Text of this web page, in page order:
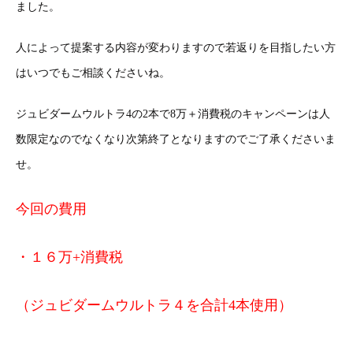
ました。
人によって提案する内容が変わりますので若返りを目指したい方
はいつでもご相談くださいね。
ジュビダームウルトラ4の2本で8万＋消費税のキャンペーンは人
数限定なのでなくなり次第終了となりますのでご了承くださいま
せ。
今回の費用
・１６万+消費税
（ ジュビダームウルトラ４を合計4本使用 ）